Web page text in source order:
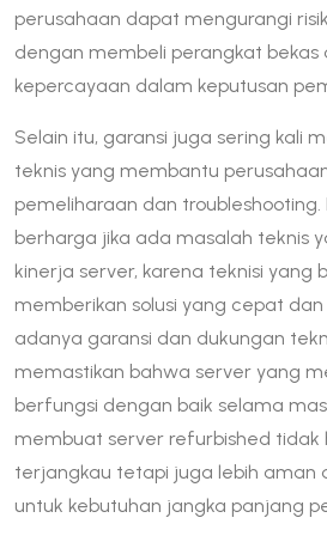
perusahaan dapat mengurangi
dengan membeli perangkat bekas
kepercayaan dalam keputusan
Selain itu, garansi juga sering kali
teknis yang membantu
pemeliharaan dan troubleshooting.
berharga jika ada masalah teknis
kinerja server, karena teknisi
memberikan solusi yang cepat
adanya garansi dan dukungan
memastikan bahwa server yang
berfungsi dengan baik selama
membuat server refurbished tidak
terjangkau tetapi juga lebih aman
untuk kebutuhan jangka panjang